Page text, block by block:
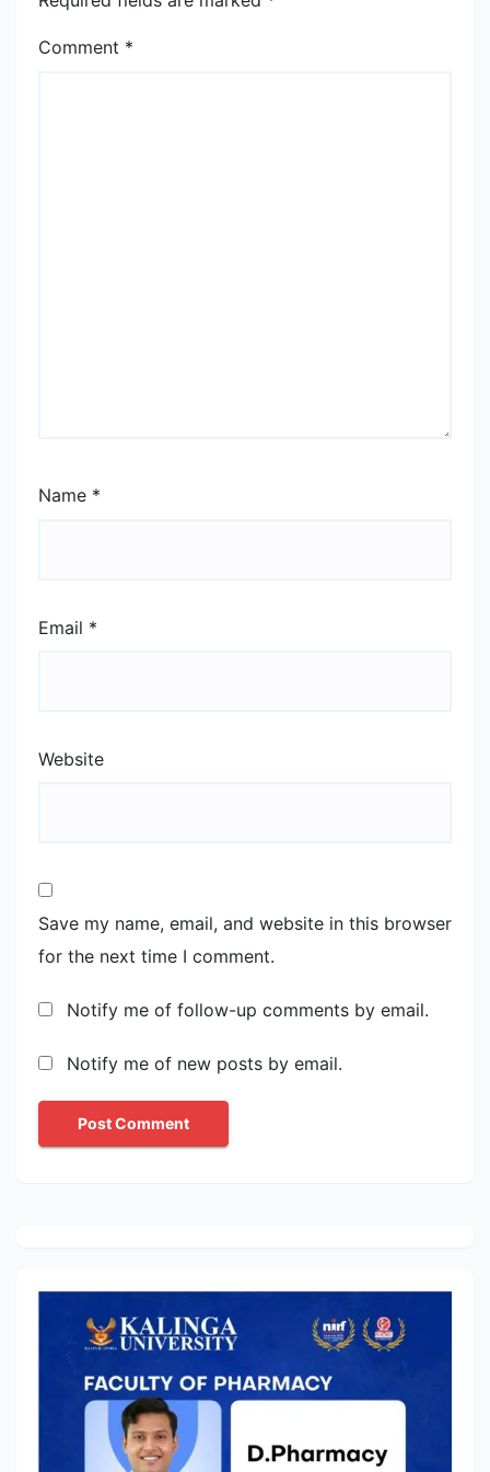
Comment *
Name *
Email *
Website
Save my name, email, and website in this browser
for the next time I comment.
Notify me of follow-up comments by email.
Notify me of new posts by email.